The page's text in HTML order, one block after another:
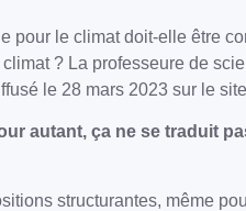
pour le climat doit-elle être
? La professeure de
le 28 mars 2023 sur le
autant, ça ne se traduit
structurantes, même